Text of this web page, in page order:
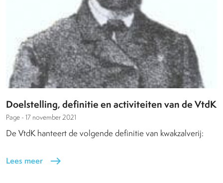
Doelstelling, definitie en activiteiten van de VtdK
Page - 17 november 2021
De VtdK hanteert de volgende definitie van kwakzalverij:
Lees meer east